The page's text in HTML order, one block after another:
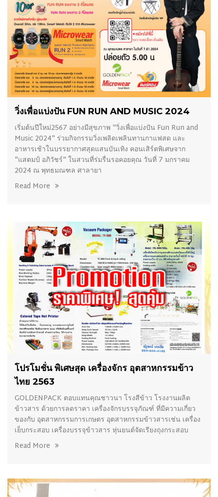
11/11/2023
วิ่งเพื่อแบ่งปัน FUN RUN AND MUSIC 2024
เริ่มต้นปีใหม่2567 อย่างมีสุขภาพ "วิ่งเพื่อแบ่งปัน Fun Run and
Music 2024" ร่วมกิจกรรมวิ่งเพลิดเพลินทานกาแฟสด และ
อาหารเช้าในบรรยากาศสุดแสนบันเทิง คอนเสิร์ตพิเศษจาก
"แสตมป์ อภิวัชร์" ในสวนที่ร่มรื่นรอคอยคุณ วันที่ 7 มกราคม
2024 ณ พุทธมณฑล ศาลายา
Read More
07/01/2021
โปรโมชั่น พิเศษสุด เครื่องจักร อุตสาหกรรมข้าว
ไทย 2563
GOLDENPACK ตอบแทนคุณชาวนา โรงสีข้าว โรงงานผลิต
ข้าวสาร ด้วยการลดราคา เครื่องจักรบรรจุภัณฑ์ ที่มีความเกี่ยว
ของกับ อุตสาหกรรมการเกษตร อุตสาหกรรมข้าวสารเช่น เครื่อง
เย็บกระสอบ เครื่องบรรจุข้าวสาร หุ่นยนต์จัดเรียงถุงกระสอบ
Read More